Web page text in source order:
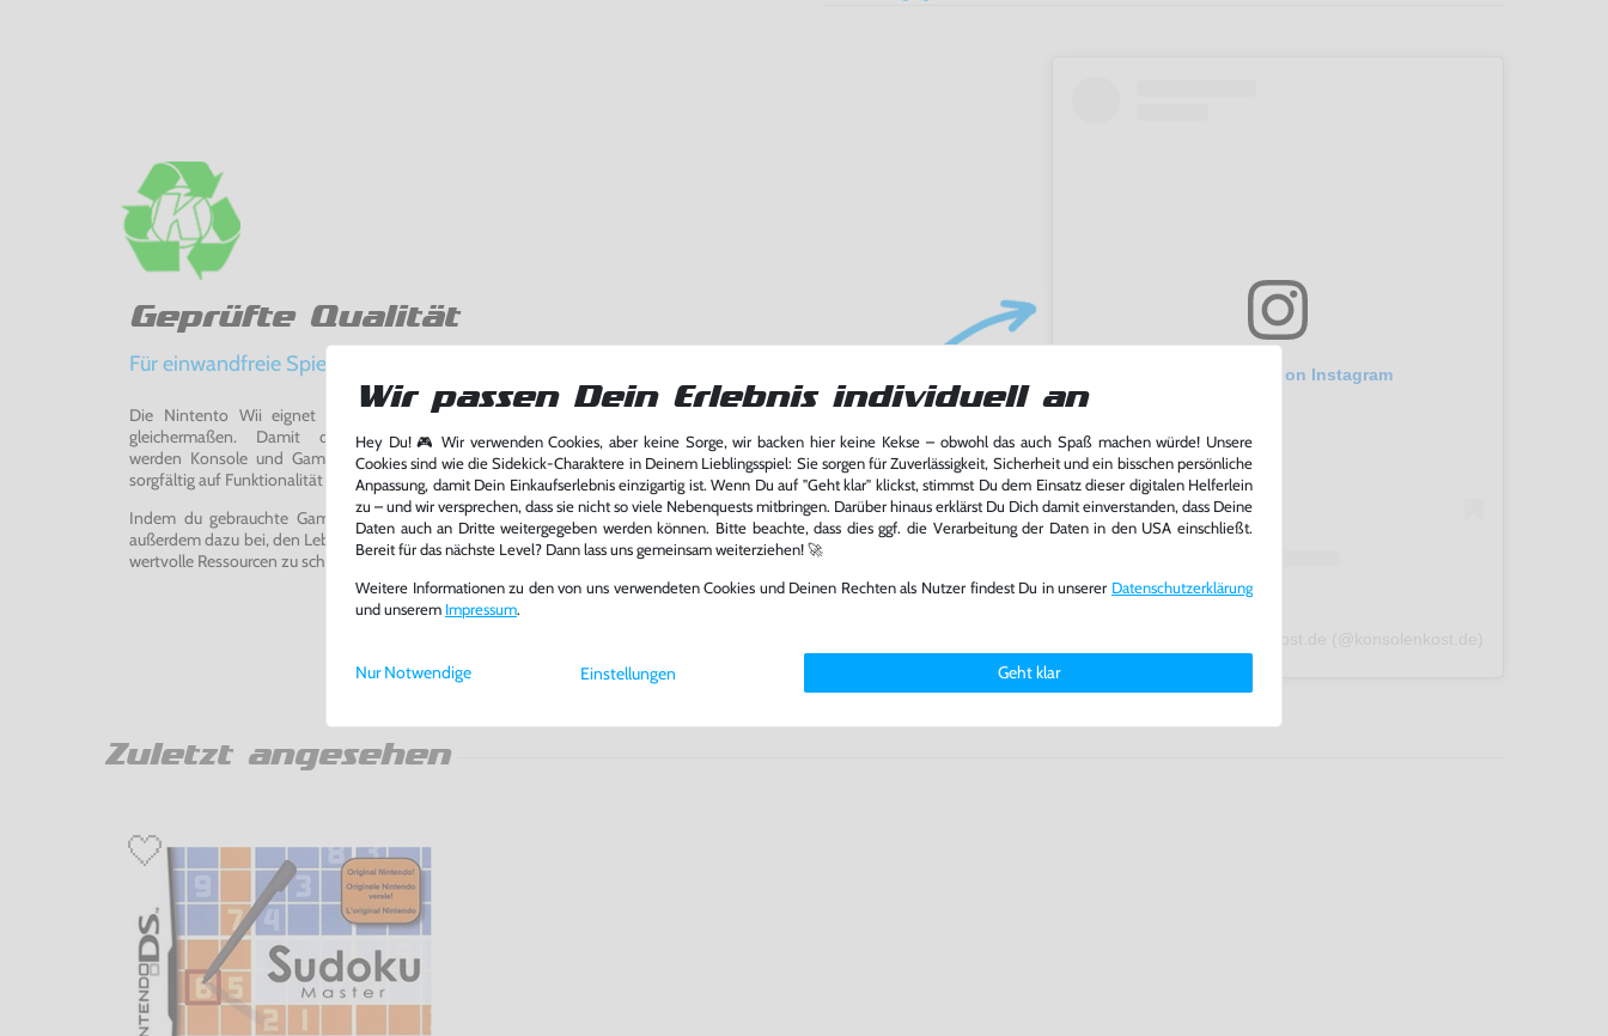
Geprüfte Qualität
Für einwandfreie Spielerlebnisse
Die Nintento Wii eignet sich perfekt für Retro-Gaming-Fans und neue Entdecker
gleichermaßen. Damit du ein einwandfreies Spielerlebnis genießen kannst,
werden Konsole und Game in unserer Reparatur-Werkstatt von unseren Fachkräften
sorgfältig auf Funktionalität getestet, gereinigt und bei Bedarf repariert.
Indem du gebrauchte Games und Konsolen bei uns kaufst oder verkaufst, trägst du
außerdem dazu bei, den Lebenszyklus von Konsolen und Games zu verlängern und damit
wertvolle Ressourcen zu schonen und Abfall zu vermeiden.
View this post on Instagram
Zuletzt angesehen
Wir passen Dein Erlebnis individuell an
Hey Du! 🎮 Wir verwenden Cookies, aber keine Sorge, wir backen hier keine Kekse – obwohl das auch Spaß machen würde! Unsere
Cookies sind wie die Sidekick-Charaktere in Deinem Lieblingsspiel: Sie sorgen für Zuverlässigkeit, Sicherheit und ein bisschen persönliche
Anpassung, damit Dein Einkaufserlebnis einzigartig ist. Wenn Du auf "Geht klar" klickst, stimmst Du dem Einsatz dieser digitalen Helferlein
zu – und wir versprechen, dass sie nicht so viele Nebenquests mitbringen. Darüber hinaus erklärst Du Dich damit einverstanden, dass Deine
Daten auch an Dritte weitergegeben werden können. Bitte beachte, dass dies ggf. die Verarbeitung der Daten in den USA einschließt.
Bereit für das nächste Level? Dann lass uns gemeinsam weiterziehen! 🚀
Weitere Informationen zu den von uns verwendeten Cookies und Deinen Rechten als Nutzer findest Du in unserer Daten­schutz­erklärung
und unserem Impressum.
Einstellungen Geht klar
Nur Notwendige